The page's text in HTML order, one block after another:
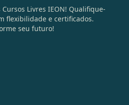
Livres IEON! Qualifique-
flexibilidade e certificados.
seu futuro!